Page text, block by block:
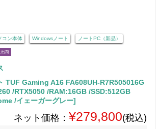
コン本体 Windowsノート ノートPC（新品）
出荷
TUF Gaming A16 FA608UH-R7R505016G
/RTX5050 /RAM:16GB /SSD:512GB
/イェーガーグレー]
ネット価格： ¥279,800(税込)